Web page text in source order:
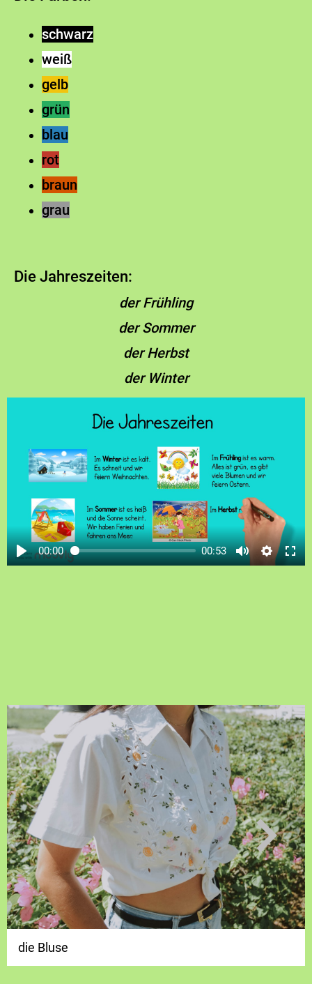
schwarz
weiß
gelb
grün
blau
rot
braun
grau
Die Jahreszeiten:
der Frühling
der Sommer
der Herbst
der Winter
00:00 00:53
die Bluse